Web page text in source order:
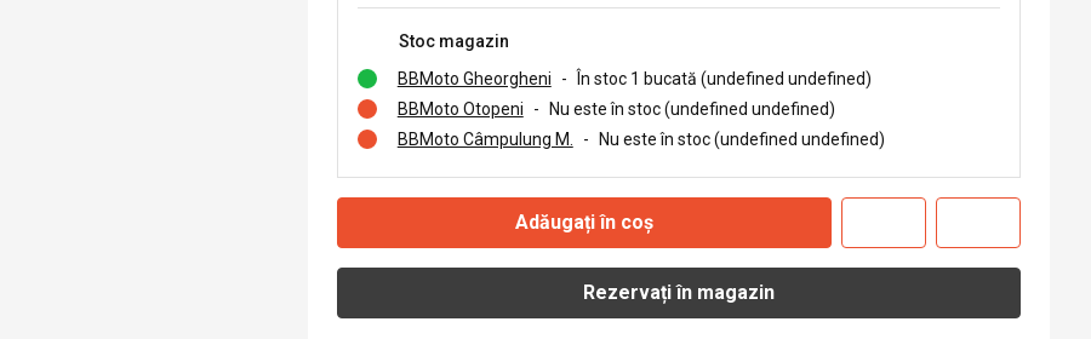
Stoc magazin
BBMoto Gheorgheni
-
În stoc 1 bucată (undefined undefined)
BBMoto Otopeni
-
Nu este în stoc (undefined undefined)
BBMoto Câmpulung M.
- Nu este în stoc (undefined undefined)
Adăugați în coș
Rezervați în magazin